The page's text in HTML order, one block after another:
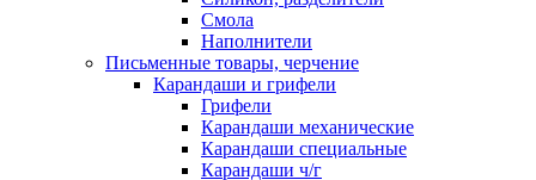
Смола
Наполнители
Письменные товары, черчение
Карандаши и грифели
Грифели
Карандаши механические
Карандаши специальные
Карандаши ч/г